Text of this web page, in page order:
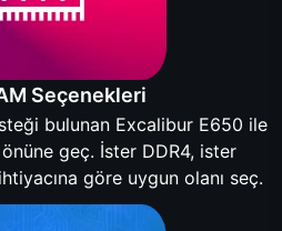
Seçenekleri
bulunan Excalibur E650 ile
geç. İster DDR4, ister
göre uygun olanı seç.